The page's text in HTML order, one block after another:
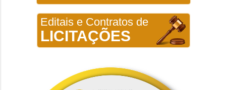
Editais e Contratos de
LICITAÇÕES